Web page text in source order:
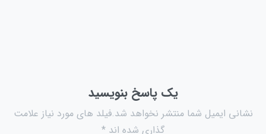
یک پاسخ بنویسید
نشانی ایمیل شما منتشر نخواهد شد.فیلد های مورد نیاز علامت
گذاری شده اند *